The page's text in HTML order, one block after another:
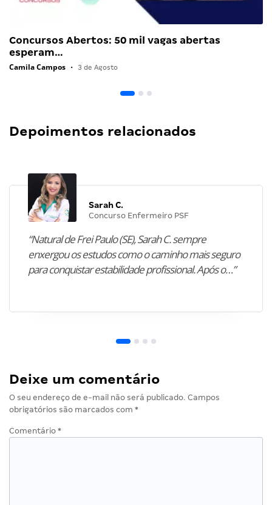
Concursos Abertos: 50 mil vagas abertas
esperam…
Camila Campos • 3 de Agosto
Depoimentos relacionados
Sarah C.
Concurso Enfermeiro PSF
“Natural de Frei Paulo (SE), Sarah C. sempre
enxergou os estudos como o caminho mais seguro
para conquistar estabilidade profissional. Após o…”
Deixe um comentário
O seu endereço de e-mail não será publicado. Campos
obrigatórios são marcados com *
Comentário *